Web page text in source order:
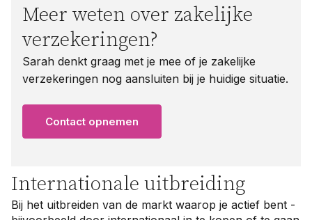
Meer weten over zakelijke
verzekeringen?
Sarah denkt graag met je mee of je zakelijke
verzekeringen nog aansluiten bij je huidige situatie.
Contact opnemen
Internationale uitbreiding
Bij het uitbreiden van de markt waarop je actief bent -